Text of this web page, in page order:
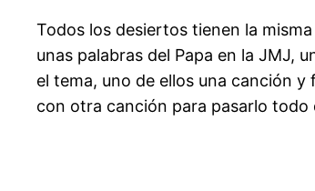
Todos los desiertos tienen la
unas palabras del Papa en la JMJ,
el tema, uno de ellos una canción
con otra canción para pasarlo